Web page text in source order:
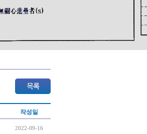
작성일
2022-09-16